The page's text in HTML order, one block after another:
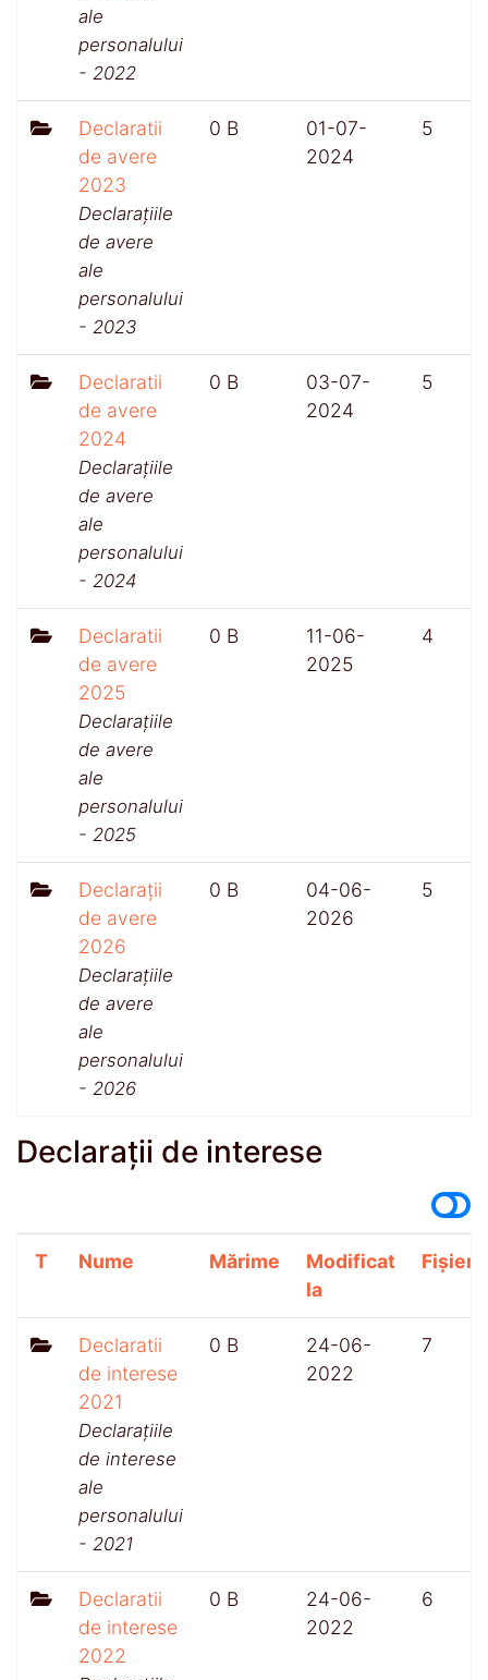
ale
personalului
- 2022
Declaratii
de avere
2023
Declarațiile
de avere
ale
personalului
- 2023
0 B
01-07-
2024
5
Declaratii
de avere
2024
Declarațiile
de avere
ale
personalului
- 2024
0 B
03-07-
2024
5
Declaratii
de avere
2025
Declarațiile
de avere
ale
personalului
- 2025
0 B
11-06-
2025
4
Declarații
de avere
2026
Declarațiile
de avere
ale
personalului
- 2026
0 B
04-06-
2026
5
Declarații de interese
T Nume Mărime
Modificat
la
Fișiere
Declaratii
de interese
2021
Declarațiile
de interese
ale
personalului
- 2021
0 B
24-06-
2022
7
Declaratii
de interese
2022
0 B
24-06-
2022
6